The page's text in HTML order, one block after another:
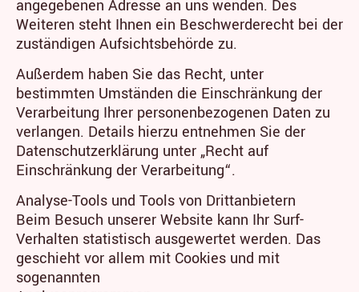
angegebenen Adresse an uns wenden. Des
Weiteren steht Ihnen ein Beschwerderecht bei der
zuständigen Aufsichtsbehörde zu.
Außerdem haben Sie das Recht, unter
bestimmten Umständen die Einschränkung der
Verarbeitung Ihrer personenbezogenen Daten zu
verlangen. Details hierzu entnehmen Sie der
Datenschutzerklärung unter „Recht auf
Einschränkung der Verarbeitung“.
Analyse-Tools und Tools von Drittanbietern
Beim Besuch unserer Website kann Ihr Surf-
Verhalten statistisch ausgewertet werden. Das
geschieht vor allem mit Cookies und mit
sogenannten